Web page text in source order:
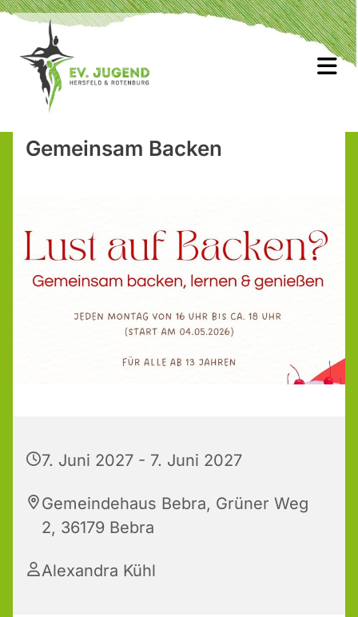
Gemeinsam Backen
7. Juni 2027 - 7. Juni 2027
Gemeindehaus Bebra, Grüner Weg
2, 36179 Bebra
Alexandra Kühl